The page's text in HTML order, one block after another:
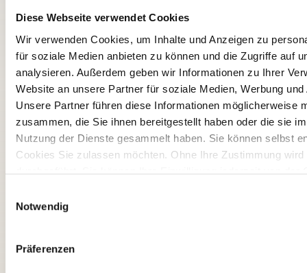
Diese Webseite verwendet Cookies
Wir verwenden Cookies, um Inhalte und Anzeigen zu
für soziale Medien anbieten zu können und die Zugriffe auf
analysieren. Außerdem geben wir Informationen zu Ihrer
Website an unsere Partner für soziale Medien, Werbung
Unsere Partner führen diese Informationen möglicherweise
zusammen, die Sie ihnen bereitgestellt haben oder die sie
Nutzung der Dienste gesammelt haben. Sie können selbst
Cookies Sie zulassen möchten. Ohne Ihre Zustimmung
Notwendig
Präferenzen
Stuttgarter Buchmesse
Am Samstag, den 28. Februar 2026,
können wir uns auf der Stuttgarter
Buchmesse treffen. Ich freue mich
alles
Weiterlesen »